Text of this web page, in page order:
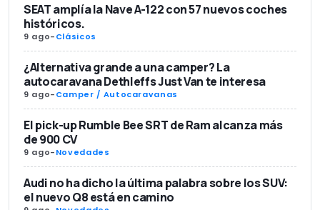
SEAT amplía la Nave A-122 con 57 nuevos coches
históricos.
9 ago-Clásicos
¿Alternativa grande a una camper? La
autocaravana Dethleffs Just Van te interesa
9 ago-Camper / Autocaravanas
El pick-up Rumble Bee SRT de Ram alcanza más
de 900 CV
9 ago-Novedades
Audi no ha dicho la última palabra sobre los SUV:
el nuevo Q8 está en camino